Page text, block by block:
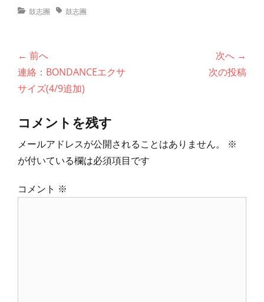
カ
ー
鼓志團
タ 鼓志團
投
稿
ナ
ゲ
ー
シ
ョ
ン
← 前へ
前
の
稿:
連絡：BONDANCEエクサ
サイズ(4/9追加)
次へ →
次の投稿
コメントを残す
メールアドレスが公開されることはありません。
※
が付いている欄は必須項目です
コメント ※